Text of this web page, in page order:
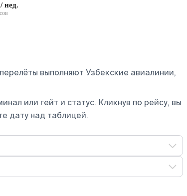
нед.
выполняют Узбекские авиалинии,
или гейт и статус. Кликнув по рейсу, вы
дату над таблицей.